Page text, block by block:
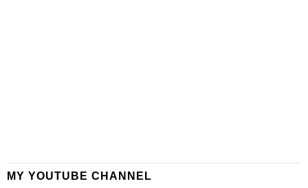
MY YOUTUBE CHANNEL